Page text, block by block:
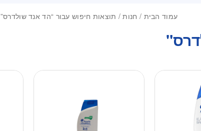
עמוד הבית / חנות/ תוצאות חיפוש עבור “הד אנד שולדרס”